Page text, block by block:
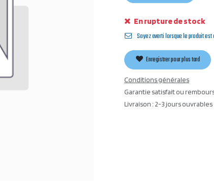
En rupture de stock
Soyez averti lorsque le produit est
Enregistrer pour plus tard
Conditions générales
Garantie satisfait ou
Livraison : 2-3 jours ouvrables